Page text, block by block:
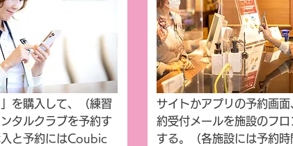
」を購入して、（練習
タルクラブを予約す
と予約にはCoubic
サイトかアプリの予約画面
約受付メールを施設のフロ
する。（各施設には予約時